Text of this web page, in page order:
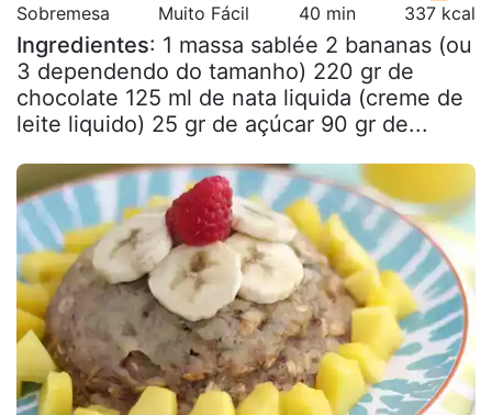
Sobremesa Muito Fácil 40 min 337 kcal
Ingredientes: 1 massa sablée 2 bananas (ou
3 dependendo do tamanho) 220 gr de
chocolate 125 ml de nata liquida (creme de
leite liquido) 25 gr de açúcar 90 gr de...